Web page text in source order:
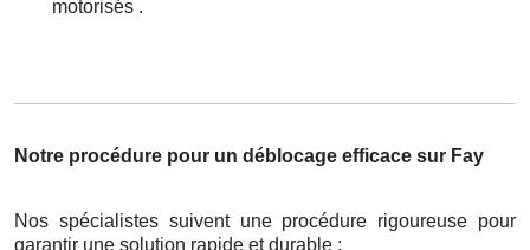
motorisés .
Notre procédure pour un déblocage efficace sur Fay
Nos spécialistes suivent une procédure rigoureuse pour
garantir une solution rapide et durable :